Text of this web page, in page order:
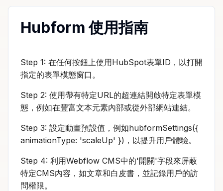
Hubform 使用指南
Step 1: 在任何按鈕上使用HubSpot表單ID，以打開
指定的表單模態窗口。
Step 2: 使用帶有特定URL的超連結開啟特定表單模
態，例如在豐富文本元素內部或從外部網站連結。
Step 3: 設定動畫預設值，例如hubformSettings({
animationType: 'scaleUp' })，以提升用戶體驗。
Step 4: 利用Webflow CMS中的'開關'字段來屏蔽
特定CMS內容，如文章和白皮書，並記錄用戶的訪
問權限。